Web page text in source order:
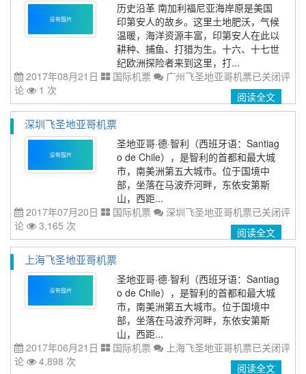
历史沿革 南加利福尼亚海岸原是美国
印第安人的故乡。这里土地肥沃，气候
温暖，海洋资源丰富，印第安人在此以
耕种、捕鱼、打猎为生。十六、十七世
纪欧洲探险者来到这里，打...
2017年08月21日
国际机票 广州飞圣地亚哥机票已关闭评
论
1 次 阅读全文
深圳飞圣地亚哥机票
圣地亚哥·德·智利（西班牙语：Santiag
o de Chile），是智利的首都和最大城
市，南美洲第五大城市。位于国境中
部，坐落在马波乔河畔，东依安第斯
山，西距...
2017年07月20日
国际机票 深圳飞圣地亚哥机票已关闭评
论
3,165 次 阅读全文
上海飞圣地亚哥机票
圣地亚哥·德·智利（西班牙语：Santiag
o de Chile），是智利的首都和最大城
市，南美洲第五大城市。位于国境中
部，坐落在马波乔河畔，东依安第斯
山，西距...
2017年06月21日
国际机票 上海飞圣地亚哥机票已关闭评
论
4,898 次 阅读全文